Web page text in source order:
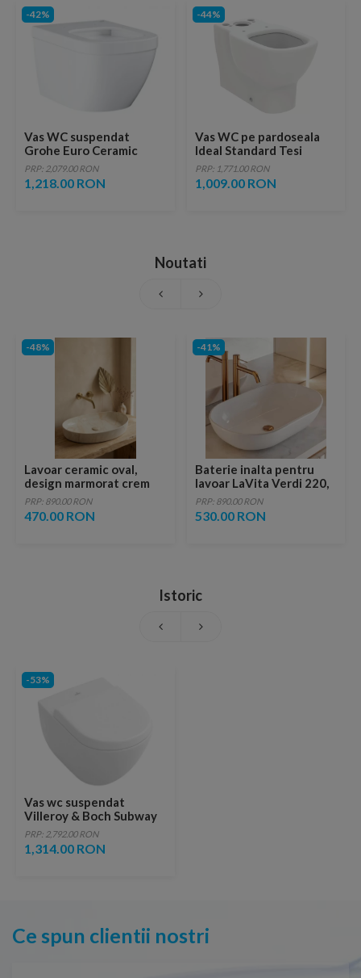
-42%
Vas WC suspendat
Grohe Euro Ceramic
BTW Triple Vortex
Rimless, 54 x 37,4 cm
PRP: 2,079.00 RON
1,218.00 RON
-44%
Vas WC pe pardoseala
Ideal Standard Tesi
AquaBlade 66x36 cm alb
mat
PRP: 1,771.00 RON
1,009.00 RON
Noutati
-48%
Lavoar ceramic oval,
design marmorat crem
lucios cu vene aurii,
ventil inclus
PRP: 890.00 RON
470.00 RON
-41%
Baterie inalta pentru
lavoar LaVita Verdi 220,
fara ventil, brushed
copper
PRP: 890.00 RON
530.00 RON
Istoric
-53%
Vas wc suspendat
Villeroy & Boch Subway
56x37xH41 cm
PRP: 2,792.00 RON
1,314.00 RON
Ce spun clientii nostri